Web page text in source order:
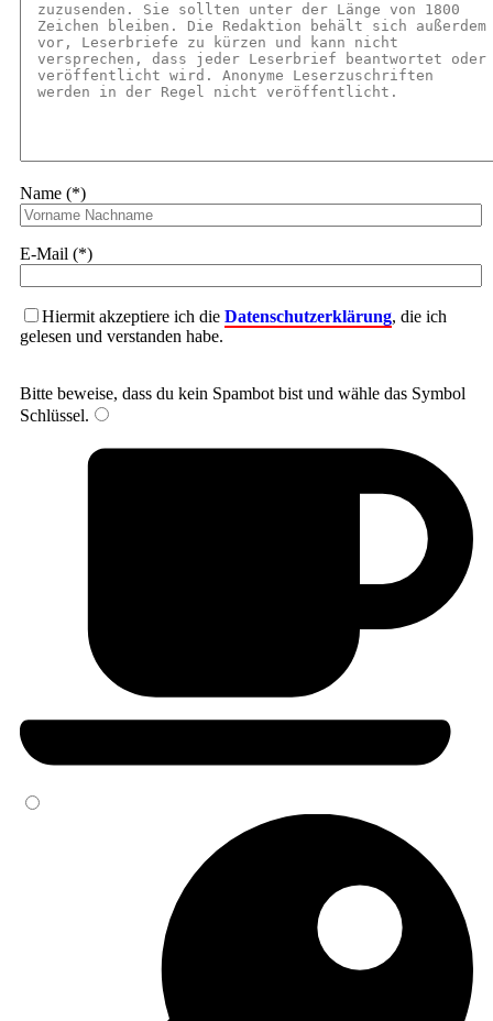
Name (*)
E-Mail (*)
Hiermit akzeptiere ich die Datenschutzerklärung, die ich
gelesen und verstanden habe.
Bitte beweise, dass du kein Spambot bist und wähle das Symbol
Schlüssel.